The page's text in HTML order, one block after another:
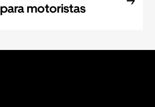
para motoristas